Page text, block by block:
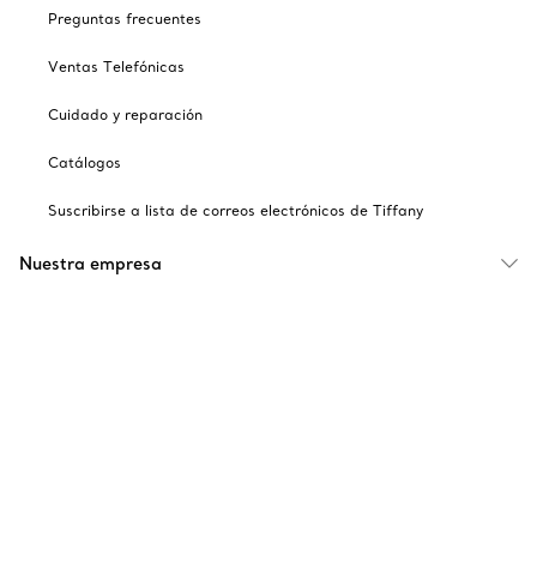
Preguntas frecuentes
Ventas Telefónicas
Cuidado y reparación
Catálogos
Suscribirse a lista de correos electrónicos de Tiffany
Nuestra empresa